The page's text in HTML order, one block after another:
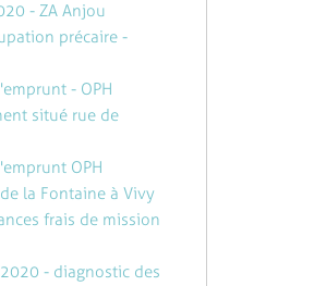
- ZA Anjou
précaire -
- OPH
situé rue de
OPH
la Fontaine à Vivy
frais de mission
- diagnostic des